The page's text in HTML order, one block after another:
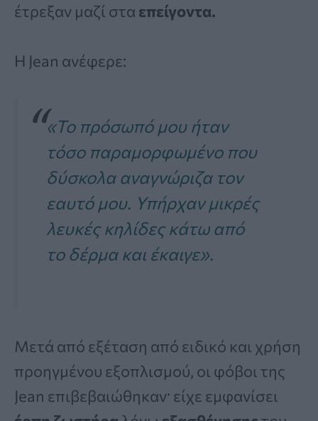
έτρεξαν μαζί στα επείγοντα.
Η Jean ανέφερε:
«Το πρόσωπό μου ήταν
τόσο παραμορφωμένο που
δύσκολα αναγνώριζα τον
εαυτό μου. Υπήρχαν μικρές
λευκές κηλίδες κάτω από
το δέρμα και έκαιγε».
Μετά από εξέταση από ειδικό και χρήση
προηγμένου εξοπλισμού, οι φόβοι της
Jean επιβεβαιώθηκαν· είχε εμφανίσει